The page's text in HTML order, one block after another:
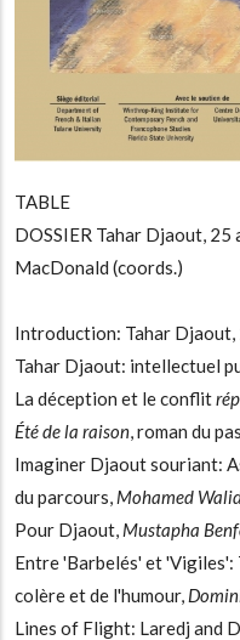
TABLE
DOSSIER Tahar Djaout, 25
MacDonald (coords.)
Introduction: Tahar Djaout,
Tahar Djaout: intellectuel
La déception et le conflit
Été de la raison , roman du
Imaginer Djaout souriant:
du parcours, Mohamed
Pour Djaout, Mustapha
Entre 'Barbelés' et
colère et de l'humour,
Lines of Flight: Laredj and